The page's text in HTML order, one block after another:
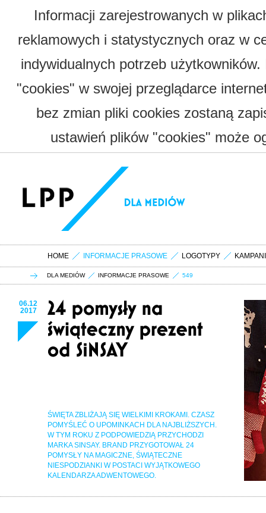
Informacji zarejestrowanych w
reklamowych i statystycznych oraz w
indywidualnych potrzeb
"cookies" w swojej przeglądarce
bez zmian pliki cookies zostaną
ustawień plików "cookies" może
HOME INFORMACJE PRASOWE LOGOTYPY
DLA MEDIÓW INFORMACJE PRASOWE 549
06.12
2017
ŚWIĘTA ZBLIŻAJĄ SIĘ WIELKIMI KROKAMI. CZASZ
POMYŚLEĆ O UPOMINKACH DLA NAJBLIŻSZYCH.
W TYM ROKU Z PODPOWIEDZIĄ PRZYCHODZI
MARKA SINSAY. BRAND PRZYGOTOWAŁ 24
POMYSŁY NA MAGICZNE, ŚWIĄTECZNE
NIESPODZIANKI W POSTACI WYJĄTKOWEGO
KALENDARZA ADWENTOWEGO.